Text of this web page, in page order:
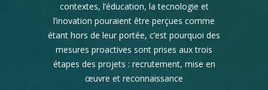
contextes, l’éducation, la tecnologie et
l’inovation pouraient être perçues comme
étant hors de leur portée, c’est pourquoi des
mesures proactives sont prises aux trois
étapes des projets : recrutement, mise en
œuvre et reconnaissance